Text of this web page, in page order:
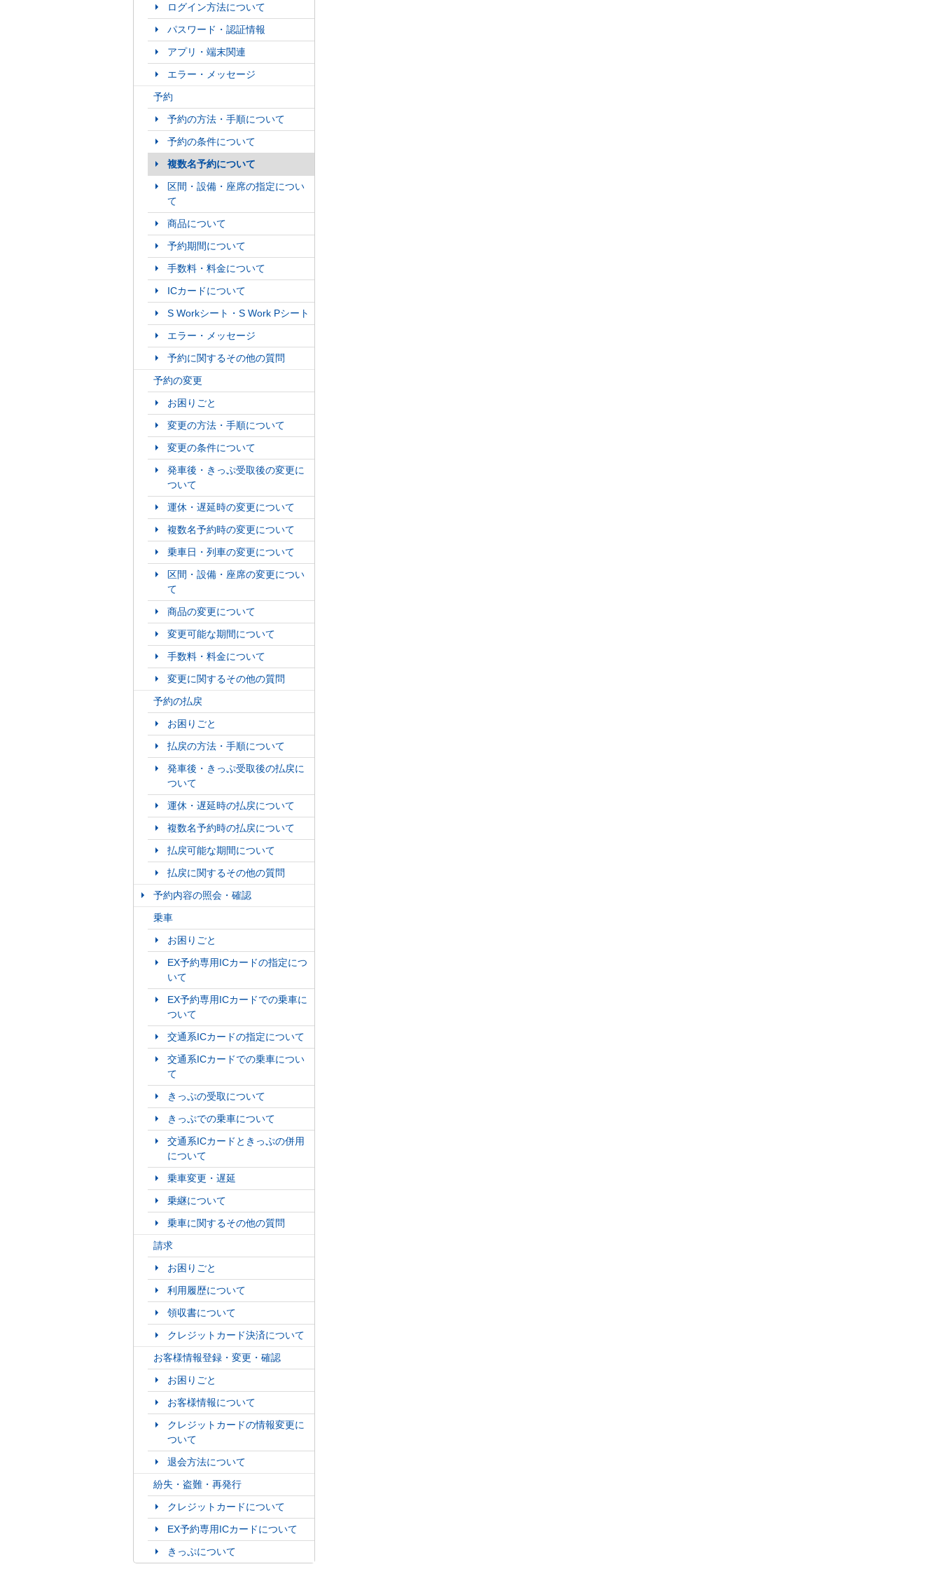
ログイン方法について
パスワード・認証情報
アプリ・端末関連
エラー・メッセージ
予約
予約の方法・手順について
予約の条件について
複数名予約について
区間・設備・座席の指定につい
て
商品について
予約期間について
手数料・料金について
ICカードについて
S Workシート・S Work Pシート
エラー・メッセージ
予約に関するその他の質問
予約の変更
お困りごと
変更の方法・手順について
変更の条件について
発車後・きっぷ受取後の変更に
ついて
運休・遅延時の変更について
複数名予約時の変更について
乗車日・列車の変更について
区間・設備・座席の変更につい
て
商品の変更について
変更可能な期間について
手数料・料金について
変更に関するその他の質問
予約の払戻
お困りごと
払戻の方法・手順について
発車後・きっぷ受取後の払戻に
ついて
運休・遅延時の払戻について
複数名予約時の払戻について
払戻可能な期間について
払戻に関するその他の質問
予約内容の照会・確認
乗車
お困りごと
EX予約専用ICカードの指定につ
いて
EX予約専用ICカードでの乗車に
ついて
交通系ICカードの指定について
交通系ICカードでの乗車につい
て
きっぷの受取について
きっぷでの乗車について
交通系ICカードときっぷの併用
について
乗車変更・遅延
乗継について
乗車に関するその他の質問
請求
お困りごと
利用履歴について
領収書について
クレジットカード決済について
お客様情報登録・変更・確認
お困りごと
お客様情報について
クレジットカードの情報変更に
ついて
退会方法について
紛失・盗難・再発行
クレジットカードについて
EX予約専用ICカードについて
きっぷについて